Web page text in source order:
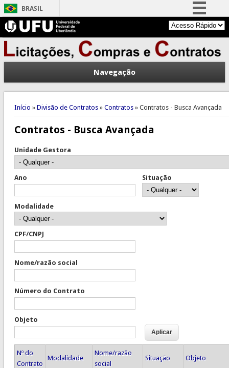
BRASIL
Simplifique!
Comunica BR
Participe
Acesso à informação
Legislação
Canais
Navegação
Você está aqui
Início » Divisão de Contratos» Contratos» Contratos - Busca Avançada
Contratos - Busca Avançada
Unidade Gestora
Ano Situação
Modalidade
CPF/CNPJ
Nome/razão social
Número do Contrato
Objeto
Nº do
Contrato
Modalidade
Nome/razão
social
Situação Objeto